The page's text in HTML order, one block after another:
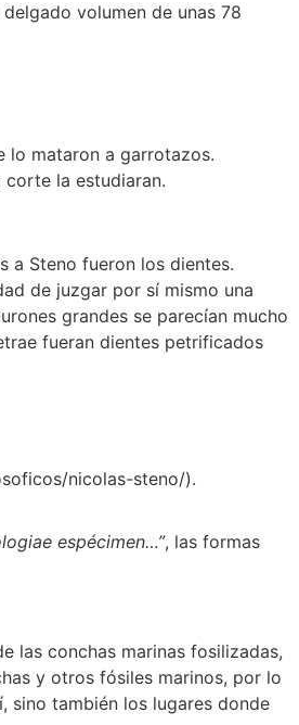
volumen de unas 78
lo mataron a garrotazos.
la estudiaran.
a Steno fueron los dientes.
de juzgar por sí mismo una
grandes se parecían mucho
fueran dientes petrificados
nicolas-steno/).
espécimen…”, las formas
las conchas marinas fosilizadas,
y otros fósiles marinos, por lo
sino también los lugares donde